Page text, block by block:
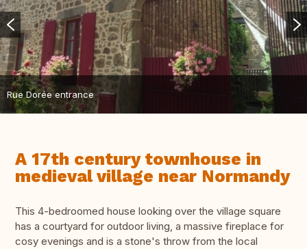
Rue Dorée entrance
A 17th century townhouse in
medieval village near Normandy
This 4-bedroomed house looking over the village square
has a courtyard for outdoor living, a massive fireplace for
cosy evenings and is a stone's throw from the local